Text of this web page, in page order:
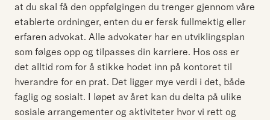
at du skal få den oppfølgingen du trenger gjennom våre
etablerte ordninger, enten du er fersk fullmektig eller
erfaren advokat. Alle advokater har en utviklingsplan
som følges opp og tilpasses din karriere. Hos oss er
det alltid rom for å stikke hodet inn på kontoret til
hverandre for en prat. Det ligger mye verdi i det, både
faglig og sosialt. I løpet av året kan du delta på ulike
sosiale arrangementer og aktiviteter hvor vi rett og